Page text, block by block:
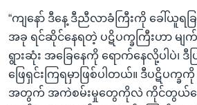
“ကျနော် ဒီနေ့ ဒီညီလာခံကြီးကို ခေါ်ယူရ
အခု ရင်ဆိုင်နေရတဲ့ ပဋိပက္ခကြီးဟာ မ
ရွားဆုံး အခြေနေကို ရောက်နေလို့ပါပဲ၊ ဒီ
ဖြေရှင်းကြရမှာဖြစ်ပါတယ်။ ဒီပဋိပက္
အတွက် အကဲစမ်းမှုတွေကိုလဲ ကိုင်တွယ်ဖြေရှ